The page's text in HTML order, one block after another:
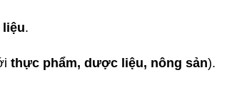
.
thực phẩm, dược liệu, nông sản).